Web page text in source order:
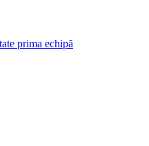
prima echipă